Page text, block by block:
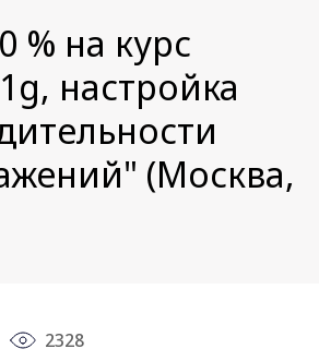
% на курс
настройка
(Москва,
2328